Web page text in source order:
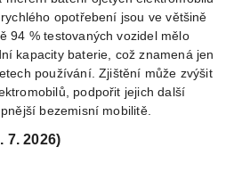
opotřebení jsou ve většině
94 % testovaných vozidel mělo
kapacity baterie, což znamená jen
používání. Zjištění může zvýšit
podpořit jejich další
bezemisní mobilitě.
7. 2026)